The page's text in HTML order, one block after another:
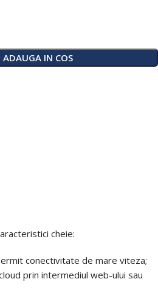
ADAUGA IN COS
cheie:
conectivitate de mare viteza;
prin intermediul web-ului sau